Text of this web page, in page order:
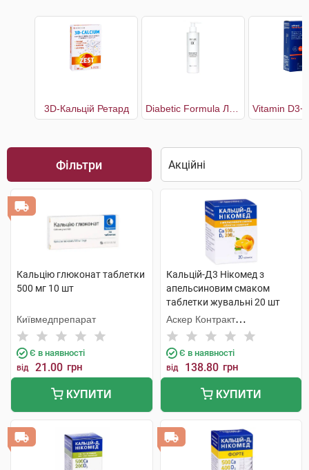
3D-Кальцій Ретард
Фільтри
Кальцію глюконат таблетки
500 мг 10 шт
Київмедпрепарат
Є в наявності
від 21.00 грн
КУПИТИ
Кальцій-Д3 Нікомед з
апельсиновим смаком
таблетки жувальні 20 шт
Аскер Контракт
Мануфекчерінг АС
Є в наявності
від 138.80 грн
КУПИТИ